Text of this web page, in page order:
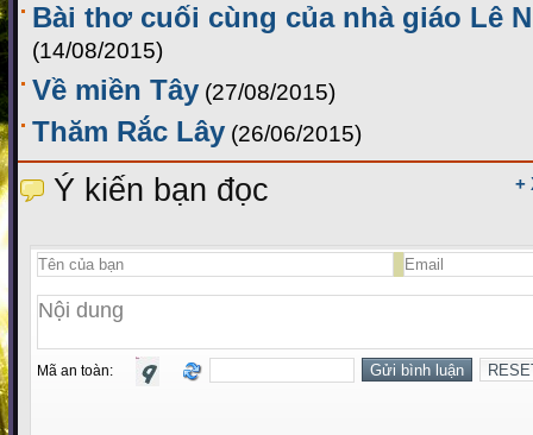
Bài thơ cuối cùng của nhà giáo Lê
(14/08/2015)
Về miền Tây (27/08/2015)
Thăm Rắc Lây (26/06/2015)
+
Ý kiến bạn đọc
Mã an toàn: